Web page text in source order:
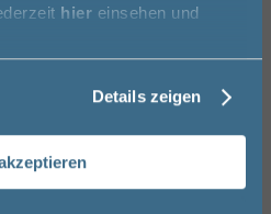
hier einsehen und
Details zeigen
Front
Front
ins Ausland zzgl.Versandkosten
Warenkorb